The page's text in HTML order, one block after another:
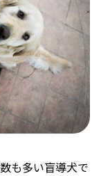
も多い盲導犬で